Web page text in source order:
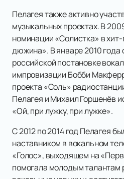
Пелагея также активно
музыкальных проектах. В
номинации «Солистка» в
дюжина». В январе 2010 года
российской постановке
импровизации Бобби
проекта «Соль»
Пелагея и Михаил Горшенёв
«Ой, при лужку, при лужке».
С 2012 по 2014 год Пелагея
наставником в вокальном
«Голос», выходящем на
помогала молодым талантам